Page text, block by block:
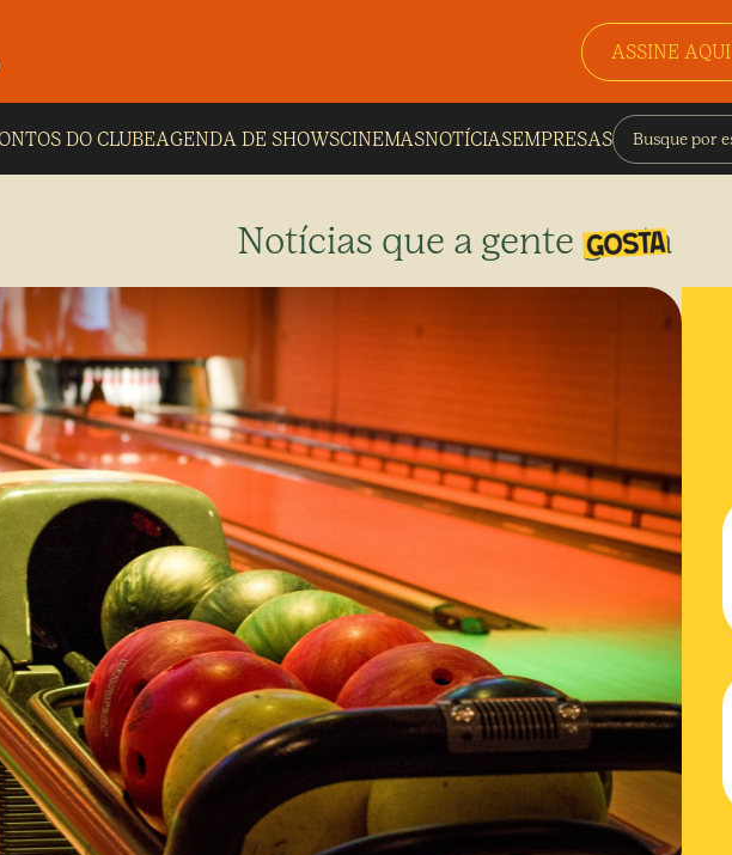
ASSINE AQUI
DO CLUBEAGENDA DE SHOWSCINEMASNOTÍCIASEMPRESAS
Notícias que a gente gosta